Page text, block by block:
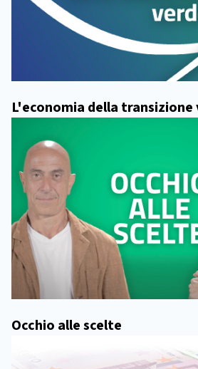
L'economia della transizione
Occhio alle scelte